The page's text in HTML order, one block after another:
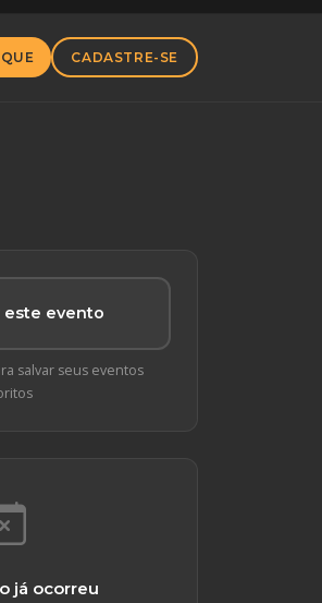
CADASTRE-SE
este evento
salvar seus eventos
já ocorreu